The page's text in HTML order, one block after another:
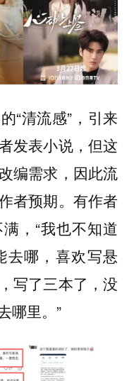
“清流感”，引来
发表小说，但这
编需求，因此流
者预期。有作者
，“我也不知道
去哪，喜欢写悬
写了三本了，没
哪里。”